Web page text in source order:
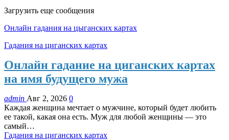
Загрузить еще сообщения
Онлайн гадания на цыганских картах
Гадания на циганских картах
Онлайн гадание на циганских картах
на имя будущего мужа
admin Авг 2, 2026 0
Каждая женщина мечтает о мужчине, который будет любить
ее такой, какая она есть. Муж для любой женщины — это
самый…
Гадания на циганских картах